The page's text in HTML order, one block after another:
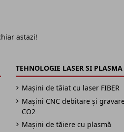
astazi!
TEHNOLOGIE LASER SI PLASMA
Mașini de tăiat cu laser FIBER
Mașini CNC debitare și gravare
CO2
Mașini de tăiere cu plasmă